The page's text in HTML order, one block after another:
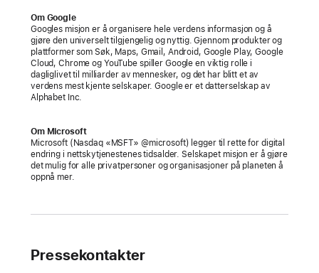
bruken
av
pålogging
uten
passord
Raskere,
enklere
og
sikrere
blir
for
Om Google
Googles misjon er å organisere hele verdens informasjon og å
gjøre den universelt tilgjengelig og nyttig. Gjennom produkter og
plattformer som Søk, Maps, Gmail, Android, Google Play, Google
Cloud, Chrome og YouTube spiller Google en viktig rolle i
dagliglivet til milliarder av mennesker, og det har blitt et av
verdens mest kjente selskaper. Google er et datterselskap av
Alphabet Inc.
Om Microsoft
Microsoft (Nasdaq «MSFT» @microsoft) legger til rette for digital
endring i nettskytjenestenes tidsalder. Selskapet misjon er å gjøre
det mulig for alle privatpersoner og organisasjoner på planeten å
oppnå mer.
Pressekontakter